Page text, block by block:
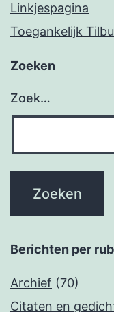
Linkjespagina
Toegankelijk
Zoeken
Zoek…
Berichten per
Archief (70)
Citaten en